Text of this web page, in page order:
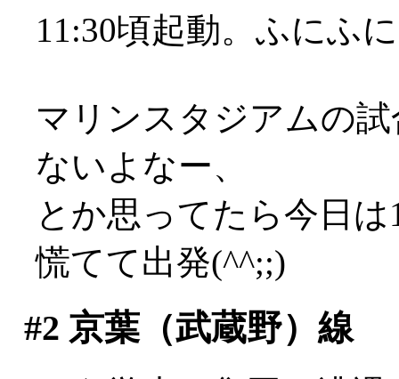
11:30頃起動。ふにふ
マリンスタジアムの
ないよなー、
とか思ってたら今日
慌てて出発(^^;;)
#2 京葉（武蔵野）線